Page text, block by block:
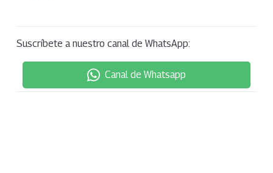
Suscríbete a nuestro canal de WhatsApp:
Canal de Whatsapp